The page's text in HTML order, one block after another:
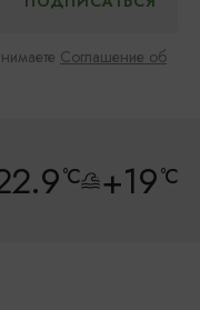
Соглашение об
°C +19°C